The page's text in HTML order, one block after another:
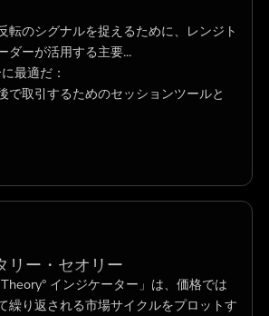
転のシグナルを捉えるために、レンジト
ダーが活用する主要...
最適だ：
で取引するためのセッションツールと
リー・セオリー
インジケーター」は、価格では
繰り返される市場サイクルをプロットす